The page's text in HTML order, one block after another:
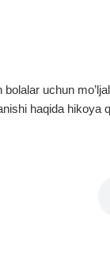
uchun
haqida hikoya